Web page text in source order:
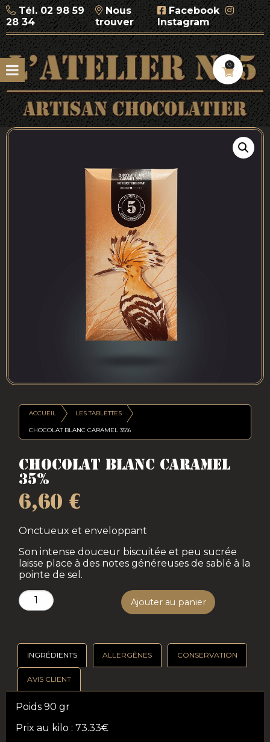
Tél.02 98 59
28 34
Nous
trouver
Facebook
Instagram
ACCUEIL LES TABLETTES
CHOCOLAT BLANC CARAMEL 35%
Chocolat blanc Caramel
35%
6,60 €
Onctueux et enveloppant
Son intense douceur biscuitée et peu sucrée
laisse place à des notes généreuses de sablé à la
pointe de sel.
quantité
de
blanc
Caramel
35%
Ajouter au panier
INGRÉDIENTS ALLERGÈNES CONSERVATION
AVIS CLIENT
Poids 90 gr
Prix au kilo : 73.33€
0